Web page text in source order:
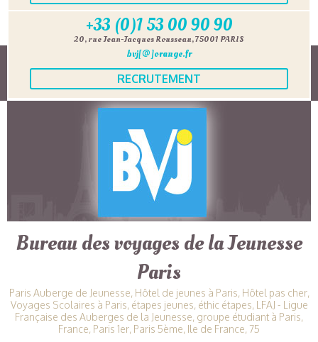
+33 (0)1 53 00 90 90
20, rue Jean-Jacques Rousseau, 75001 PARIS
bvj[@]orange.fr
RECRUTEMENT
Bureau des voyages de la Jeunesse
Paris
Paris Auberge de Jeunesse, Hôtel de jeunes à Paris, Hôtel pas cher,
Voyages Scolaires à Paris, étapes jeunes, éthic étapes, LFAJ - Ligue
Française des Auberges de la Jeunesse, groupe étudiant à Paris,
France, Paris 1er, Paris 5ème, Ile de France, 75